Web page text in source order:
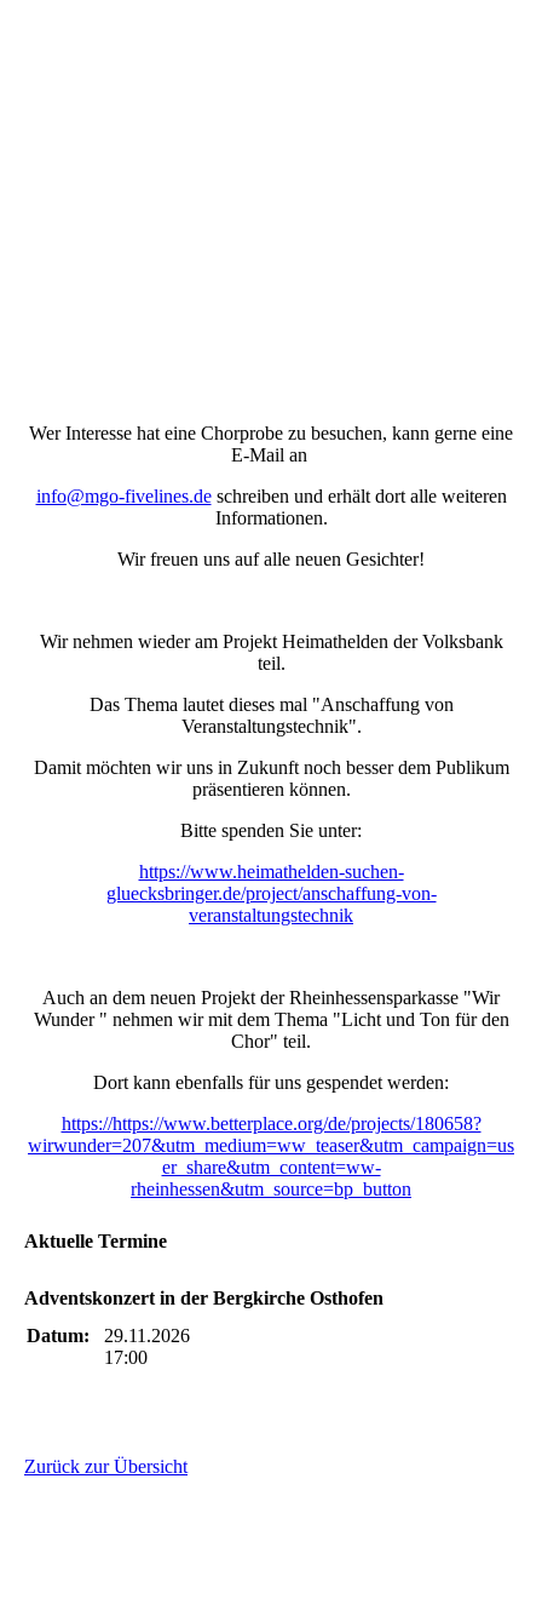
Wer Interesse hat eine Chorprobe zu besuchen, kann gerne eine
E-Mail an
info@mgo-fivelines.deschreiben und erhält dort alle weiteren
Informationen.
Wir freuen uns auf alle neuen Gesichter!
Wir nehmen wieder am Projekt Heimathelden der Volksbank
teil.
Das Thema lautet dieses mal "Anschaffung von
Veranstaltungstechnik".
Damit möchten wir uns in Zukunft noch besser dem Publikum
präsentieren können.
Bitte spenden Sie unter:
https://www.heimathelden-suchen-
gluecksbringer.de/project/anschaffung-von-
veranstaltungstechnik
Auch an dem neuen Projekt der Rheinhessensparkasse "Wir
Wunder " nehmen wir mit dem Thema "Licht und Ton für den
Chor" teil.
Dort kann ebenfalls für uns gespendet werden:
https://https://www.betterplace.org/de/projects/180658?
wirwunder=207&utm_medium=ww_teaser&utm_campaign=us
er_share&utm_content=ww-
rheinhessen&utm_source=bp_button
Aktuelle Termine
Adventskonzert in der Bergkirche Osthofen
Datum:
29.11.2026
17:00
Zurück zur Übersicht